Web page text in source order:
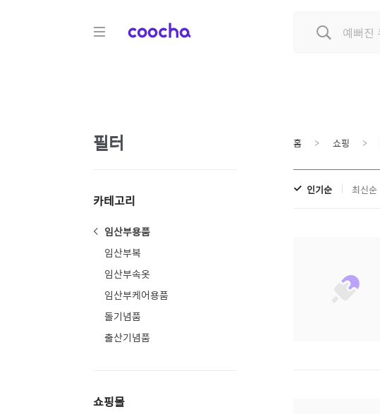
COOCHA
필터
카테고리
임산부용품
임산부복
임산부속옷
임산부케어용품
돌기념품
출산기념품
쇼핑몰
홈 쇼핑
인기순 최신순